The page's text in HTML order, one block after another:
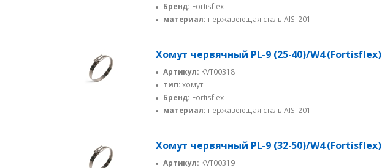
Бренд: Fortisflex
материал: нержавеющая сталь AISI 201
Хомут червячный PL-9 (25-40)/W4 (Fortisflex)
Артикул: KVT00318
тип:хомут
Бренд: Fortisflex
материал: нержавеющая сталь AISI 201
Хомут червячный PL-9 (32-50)/W4 (Fortisflex)
Артикул: KVT00319